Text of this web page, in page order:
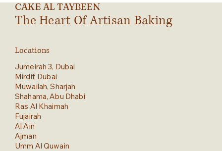
CAKE AL TAYBEEN
The Heart Of Artisan Baking
Locations
Jumeirah 3, Dubai
Mirdif, Dubai
Muwailah, Sharjah
Shahama, Abu Dhabi
Ras Al Khaimah
Fujairah
Al Ain
Ajman
Umm Al Quwain